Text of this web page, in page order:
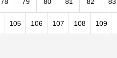
105 106 107 108 109